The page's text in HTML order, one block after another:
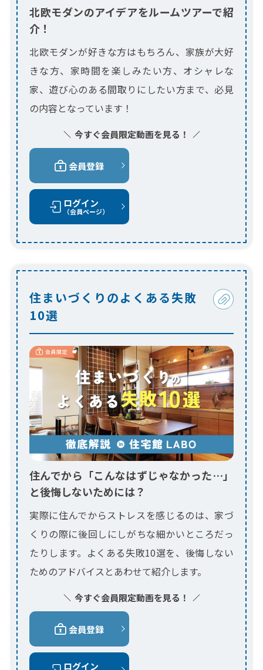
北欧モダンのアイデアをルームツアーで紹
介！
北欧モダンが好きな方はもちろん、家族が大好
きな方、家時間を楽しみたい方、オシャレな
家、遊び心のある間取りにしたい方まで、必見
の内容となっています！
今すぐ会員限定動画を見る！
会員登録
ログイン
（会員ページ）
住まいづくりのよくある失敗
10選
住んでから「こんなはずじゃなかった…」
と後悔しないためには？
実際に住んでからストレスを感じるのは、家づ
くりの際に後回しにしがちな細かいところだっ
たりします。よくある失敗10選を、後悔しない
ためのアドバイスとあわせて紹介します。
今すぐ会員限定動画を見る！
会員登録
ログイン